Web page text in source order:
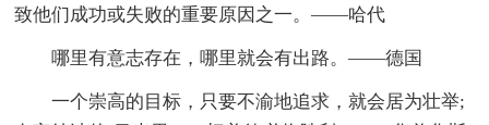
致他们成功或失败的重要原因之一。——哈代
哪里有意志存在，哪里就会有出路。——德国
一个崇高的目标，只要不渝地追求，就会居为壮举;